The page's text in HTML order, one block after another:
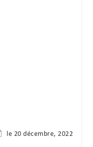
le 20 décembre, 2022